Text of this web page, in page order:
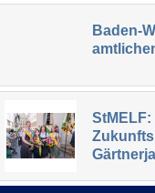
Baden-